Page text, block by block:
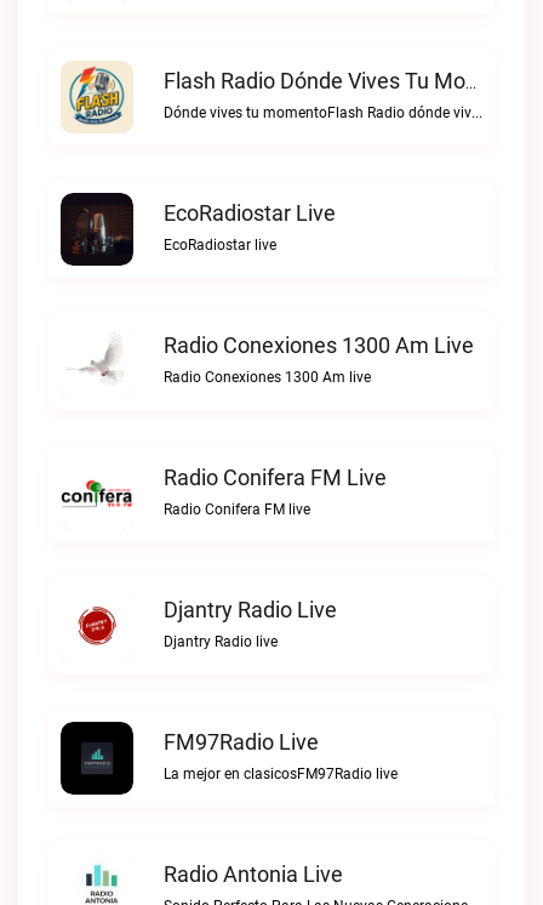
Flash Radio Dónde Vives Tu Momento Live
Dónde vives tu momentoFlash Radio dónde vives tu momento live
EcoRadiostar Live
EcoRadiostar live
Radio Conexiones 1300 Am Live
Radio Conexiones 1300 Am live
Radio Conifera FM Live
Radio Conifera FM live
Djantry Radio Live
Djantry Radio live
FM97Radio Live
La mejor en clasicosFM97Radio live
Radio Antonia Live